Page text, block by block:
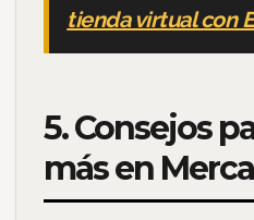
tienda virtual con
5. Consejos
más en